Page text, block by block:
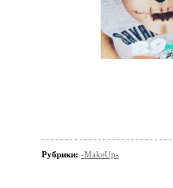
Рубрики: -MakeUp-